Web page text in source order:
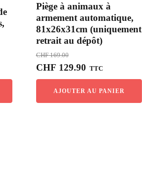
Piège à animaux à
armement automatique,
81x26x31cm (uniquement
retrait au dépôt)
CHF169.00
Le
prix
initial
était :
CHF 129.90Le
prix
actuel
est :
TTC
AJOUTER AU PANIER